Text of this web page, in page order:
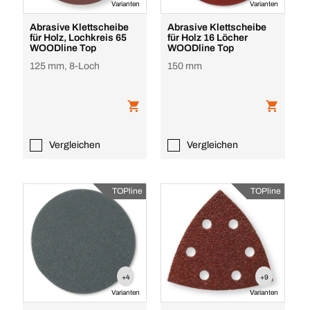
Varianten
Abrasive Klettscheibe
für Holz, Lochkreis 65
WOODline Top
125 mm, 8-Loch
Vergleichen
Varianten
Abrasive Klettscheibe
für Holz 16 Löcher
WOODline Top
150 mm
Vergleichen
TOPline
+4
Varianten
TOPline
+9
Varianten